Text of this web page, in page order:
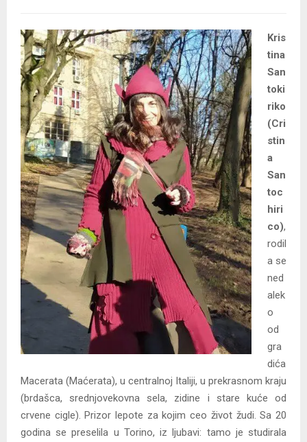
Kris
tina
San
toki
riko
(Cri
stin
a
San
toc
hiri
co),
rodil
a se
ned
alek
o
od
gra
dića
Macerata (Maćerata), u centralnoj Italiji, u prekrasnom kraju
(brdašca, srednjovekovna sela, zidine i stare kuće od
crvene cigle). Prizor lepote za kojim ceo život žudi. Sa 20
godina se preselila u Torino, iz ljubavi: tamo je studirala